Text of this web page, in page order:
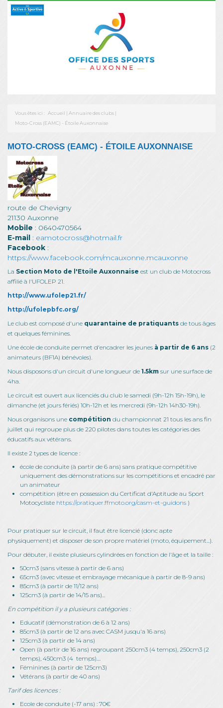
Vous êtes ici : Accueil | Annuaire des clubs |
Moto-Cross (EAMC) - Étoile Auxonnaise
MOTO-CROSS (EAMC) - ÉTOILE AUXONNAISE
route de Chevigny
21130 Auxonne
Mobile : 0640470564
E-mail : eamotocross@hotmail.fr
Facebook :
https://www.facebook.com/mcauxonne.mcauxonne
La Section Moto de l'Etoile Auxonnaise est un club de Motocross
affilié à l'UFOLEP 21.
http://www.ufolep21.fr/
http://ufolepbfc.org/
Le club est composé d'une quarantaine de pratiquants de tous âges
et quelques féminines.
Une école de conduite permet d'encadrer les jeunes à partir de 6 ans (2
animateurs (BF1A) bénévoles).
Nous disposons d'un circuit d'une longueur de 1.5km sur une surface de
4ha.
Le circuit est ouvert aux licenciés du club le samedi (9h-12h 15h-19h), le
dimanche (et jours fériés) 10h-12h et les mercredi (9h-12h 14h30-19h).
Nous organisons une compétition du championnat 21 tous les ans fin
juillet qui regroupe plus de 220 pilotes dans toutes les catégories des
éducatifs aux vétérans.
Il existe 2 types de licence :
école de conduite (à partir de 6 ans) sans pratique compétitive
uniquement des démonstrations sur les compétitions et encadré par
un animateur
compétition (être en possession du Certificat d'Aptitude au Sport
Motocycliste https://pratiquer.ffmoto.org/casm-et-guidons )
Pour pratiquer sur le circuit, il faut être licencié (donc apte
physiquement) et disposer de son propre matériel (moto, équipement...).
Pour débuter, il existe plusieurs cylindrées en fonction de l'âge et la taille :
50cm3 (sans vitesse à partir de 6 ans)
65cm3 (avec vitesse et embrayage mécanique à partir de 8-9 ans)
85cm3 (à partir de 11/12 ans)
125cm3 (à partir de 14/15 ans)...
En compétition il y a plusieurs catégories :
Educatif (démonstration de 6 à 12 ans)
85cm3 (à partir de 12 ans avec CASM jusqu'a 16 ans)
125cm3 (à partir de 14 ans)
Open (à partir de 16 ans) regroupant 250cm3 (4 temps), 250cm3 (2
temps), 450cm3 (4 temps)....
Féminines (à partir de 125cm3)
Vétérans (à partir de 40 ans)
Tarif des licences :
Ecole de conduite (-17 ans) : 70€